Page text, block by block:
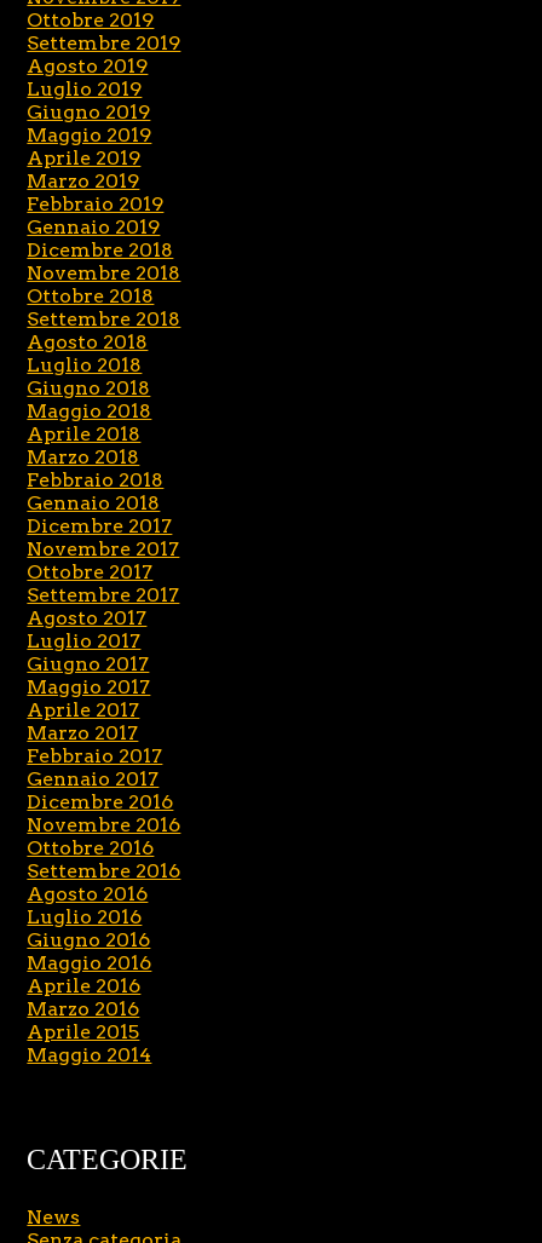
Ottobre 2019
Settembre 2019
Agosto 2019
Luglio 2019
Giugno 2019
Maggio 2019
Aprile 2019
Marzo 2019
Febbraio 2019
Gennaio 2019
Dicembre 2018
Novembre 2018
Ottobre 2018
Settembre 2018
Agosto 2018
Luglio 2018
Giugno 2018
Maggio 2018
Aprile 2018
Marzo 2018
Febbraio 2018
Gennaio 2018
Dicembre 2017
Novembre 2017
Ottobre 2017
Settembre 2017
Agosto 2017
Luglio 2017
Giugno 2017
Maggio 2017
Aprile 2017
Marzo 2017
Febbraio 2017
Gennaio 2017
Dicembre 2016
Novembre 2016
Ottobre 2016
Settembre 2016
Agosto 2016
Luglio 2016
Giugno 2016
Maggio 2016
Aprile 2016
Marzo 2016
Aprile 2015
Maggio 2014
CATEGORIE
News